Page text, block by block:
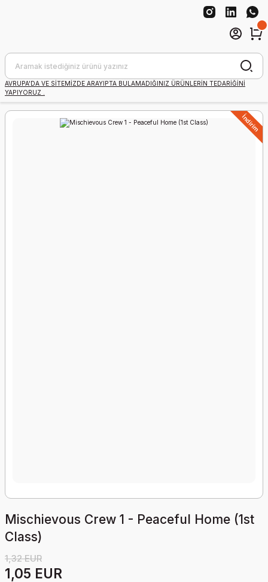
AVRUPA'DA VE SİTEMİZDE ARAYIPTA BULAMADIĞINIZ ÜRÜNLERİN TEDARİĞİNİ
YAPIYORUZ .
İndirim
Mischievous Crew 1 - Peaceful Home (1st
Class)
1,32 EUR
1,05 EUR